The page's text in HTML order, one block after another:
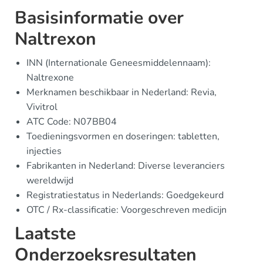
Basisinformatie over
Naltrexon
INN (Internationale Geneesmiddelennaam):
Naltrexone
Merknamen beschikbaar in Nederland: Revia,
Vivitrol
ATC Code: N07BB04
Toedieningsvormen en doseringen: tabletten,
injecties
Fabrikanten in Nederland: Diverse leveranciers
wereldwijd
Registratiestatus in Nederlands: Goedgekeurd
OTC / Rx-classificatie: Voorgeschreven medicijn
Laatste
Onderzoeksresultaten